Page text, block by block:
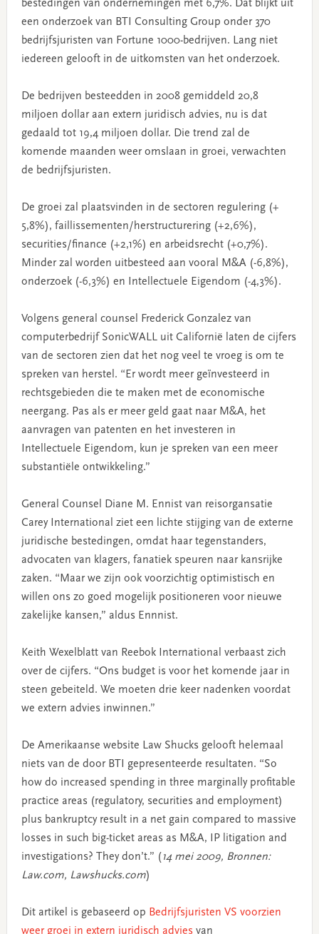
bestedingen van ondernemingen met 6,7%. Dat blijkt uit
een onderzoek van BTI Consulting Group onder 370
bedrijfsjuristen van Fortune 1000-bedrijven. Lang niet
iedereen gelooft in de uitkomsten van het onderzoek.
De bedrijven besteedden in 2008 gemiddeld 20,8
miljoen dollar aan extern juridisch advies, nu is dat
gedaald tot 19,4 miljoen dollar. Die trend zal de
komende maanden weer omslaan in groei, verwachten
de bedrijfsjuristen.
De groei zal plaatsvinden in de sectoren regulering (+
5,8%), faillissementen/herstructurering (+2,6%),
securities/finance (+2,1%) en arbeidsrecht (+0,7%).
Minder zal worden uitbesteed aan vooral M&A (-6,8%),
onderzoek (-6,3%) en Intellectuele Eigendom (-4,3%).
Volgens general counsel Frederick Gonzalez van
computerbedrijf SonicWALL uit Californië laten de cijfers
van de sectoren zien dat het nog veel te vroeg is om te
spreken van herstel. “Er wordt meer geïnvesteerd in
rechtsgebieden die te maken met de economische
neergang. Pas als er meer geld gaat naar M&A, het
aanvragen van patenten en het investeren in
Intellectuele Eigendom, kun je spreken van een meer
substantiële ontwikkeling.”
General Counsel Diane M. Ennist van reisorgansatie
Carey International ziet een lichte stijging van de externe
juridische bestedingen, omdat haar tegenstanders,
advocaten van klagers, fanatiek speuren naar kansrijke
zaken. “Maar we zijn ook voorzichtig optimistisch en
willen ons zo goed mogelijk positioneren voor nieuwe
zakelijke kansen,” aldus Ennnist.
Keith Wexelblatt van Reebok International verbaast zich
over de cijfers. “Ons budget is voor het komende jaar in
steen gebeiteld. We moeten drie keer nadenken voordat
we extern advies inwinnen.”
De Amerikaanse website Law Shucks gelooft helemaal
niets van de door BTI gepresenteerde resultaten. “So
how do increased spending in three marginally profitable
practice areas (regulatory, securities and employment)
plus bankruptcy result in a net gain compared to massive
losses in such big-ticket areas as M&A, IP litigation and
investigations? They don’t.” ( 14 mei 2009, Bronnen:
Law.com, Lawshucks.com)
Dit artikel is gebaseerd op Bedrijfsjuristen VS voorzien
weer groei in extern juridisch advies van